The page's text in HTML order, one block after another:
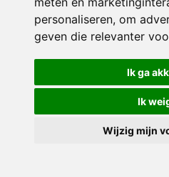
personaliseren, om
geven die relevanter
Ik ga
Ik
Wijzig mijn
Privacy policy|Disclaimer|
Crealisatie